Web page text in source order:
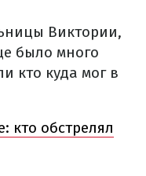
Виктории,
было много
кто куда мог в
кто обстрелял